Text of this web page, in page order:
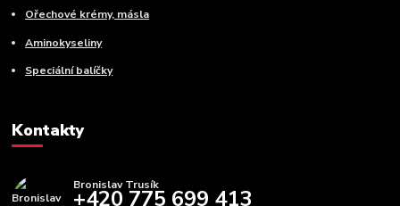
Ořechové krémy, másla
Aminokyseliny
Speciální balíčky
Kontakty
Bronislav Trusík
+420 775 699 413